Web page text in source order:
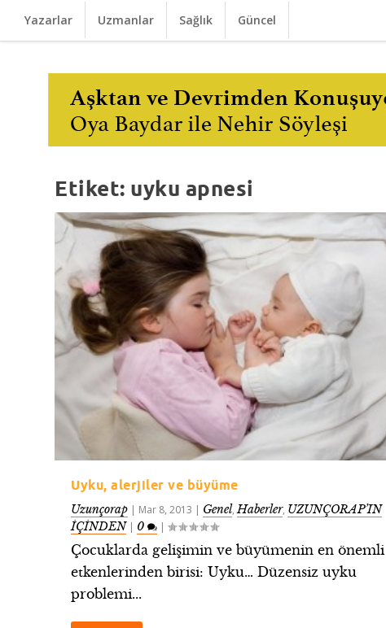
Yazarlar Uzmanlar Sağlık Güncel
Etiket: uyku apnesi
Uyku, alerjiler ve büyüme
Uzunçorap | Mar 8, 2013 | Genel,Haberler, UZUNÇORAP’IN
İÇİNDEN| 0 |
Çocuklarda gelişimin ve büyümenin en önemli
etkenlerinden birisi: Uyku… Düzensiz uyku
problemi...